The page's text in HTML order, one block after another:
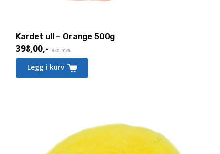
Kardet ull – Orange 500g
398,00,- eks. mva.
Legg i kurv